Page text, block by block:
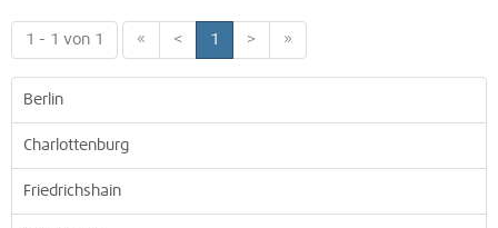
1 - 1 von 1 « < 1 > »
Berlin
Charlottenburg
Friedrichshain